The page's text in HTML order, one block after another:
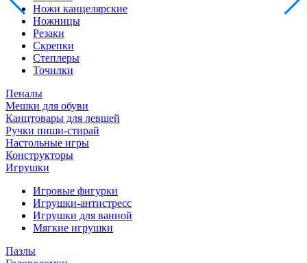
Ножи канцелярские
Ножницы
Резаки
Скрепки
Степлеры
Точилки
Пеналы
Мешки для обуви
Канцтовары для левшей
Ручки пиши-стирай
Настольные игры
Конструкторы
Игрушки
Игровые фигурки
Игрушки-антистресс
Игрушки для ванной
Мягкие игрушки
Пазлы